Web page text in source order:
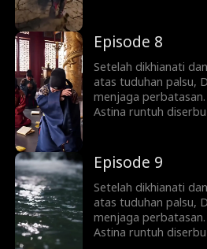
menebas musuh dan
lalu naik menuju
Episode 8
Setelah dikhianati
atas tuduhan palsu,
menjaga
Astina runtuh
menebas musuh dan
lalu naik menuju
Episode 9
Setelah dikhianati
atas tuduhan palsu,
menjaga
Astina runtuh